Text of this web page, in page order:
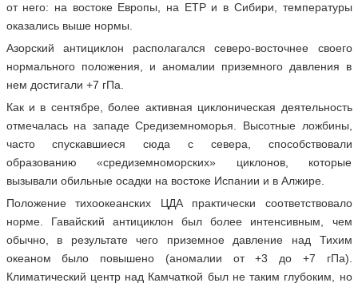
от него: на востоке Европы, на ЕТР и в Сибири, температуры
оказались выше нормы.
Азорский антициклон располагался северо-восточнее своего
нормального положения, и аномалии приземного давления в
нем достигали +7 гПа.
Как и в сентябре, более активная циклоническая деятельность
отмечалась на западе Средиземноморья. Высотные ложбины,
часто спускавшиеся сюда с севера, способствовали
образованию «средиземноморских» циклонов, которые
вызывали обильные осадки на востоке Испании и в Алжире.
Положение тихоокеанских ЦДА практически соответствовало
норме. Гавайский антициклон был более интенсивным, чем
обычно, в результате чего приземное давление над Тихим
океаном было повышено (аномалии от +3 до +7 гПа).
Климатический центр над Камчаткой был не таким глубоким, но